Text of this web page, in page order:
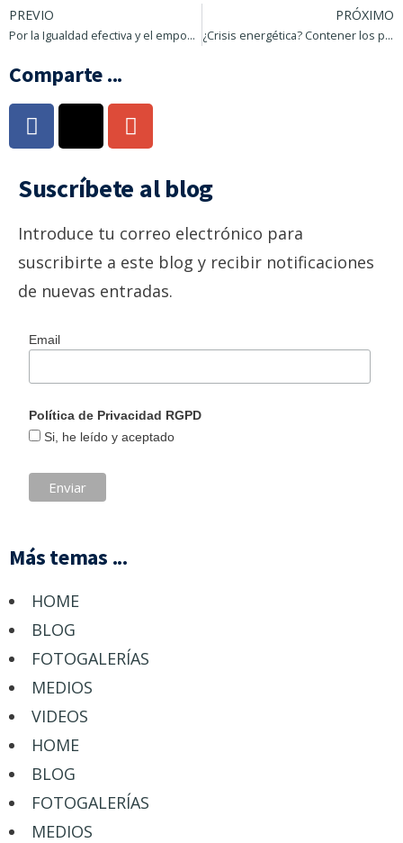
PREVIO
Por la Igualdad efectiva y el empoderamiento de la mujer
PRÓXIMO
¿Crisis energética? Contener los precios y los beneficios
Comparte ...
Suscríbete al blog
Introduce tu correo electrónico para
suscribirte a este blog y recibir notificaciones
de nuevas entradas.
Email
Política de Privacidad RGPD
Si, he leído y aceptado
Más temas ...
HOME
BLOG
FOTOGALERÍAS
MEDIOS
VIDEOS
HOME
BLOG
FOTOGALERÍAS
MEDIOS